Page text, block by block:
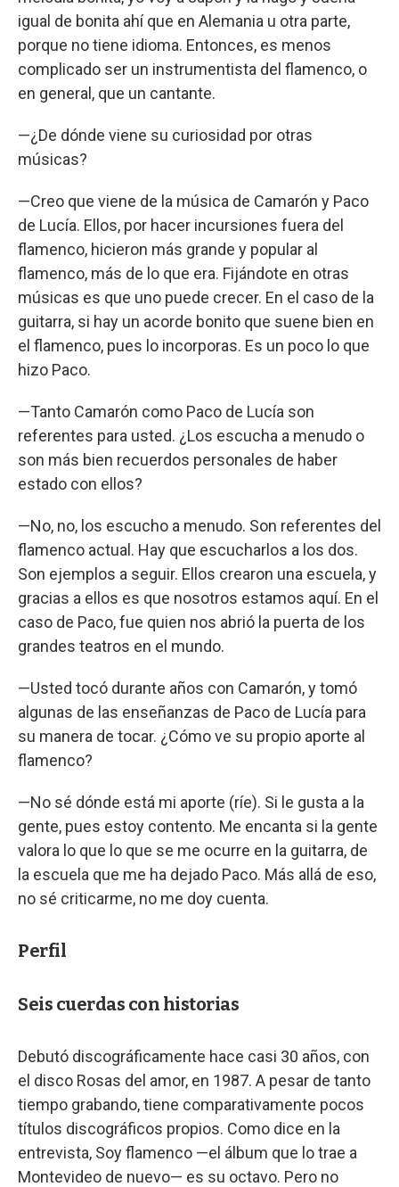
igual de bonita ahí que en Alemania u otra parte,
porque no tiene idioma. Entonces, es menos
complicado ser un instrumentista del flamenco, o
en general, que un cantante.
—¿De dónde viene su curiosidad por otras
músicas?
—Creo que viene de la música de Camarón y Paco
de Lucía. Ellos, por hacer incursiones fuera del
flamenco, hicieron más grande y popular al
flamenco, más de lo que era. Fijándote en otras
músicas es que uno puede crecer. En el caso de la
guitarra, si hay un acorde bonito que suene bien en
el flamenco, pues lo incorporas. Es un poco lo que
hizo Paco.
—Tanto Camarón como Paco de Lucía son
referentes para usted. ¿Los escucha a menudo o
son más bien recuerdos personales de haber
estado con ellos?
—No, no, los escucho a menudo. Son referentes del
flamenco actual. Hay que escucharlos a los dos.
Son ejemplos a seguir. Ellos crearon una escuela, y
gracias a ellos es que nosotros estamos aquí. En el
caso de Paco, fue quien nos abrió la puerta de los
grandes teatros en el mundo.
—Usted tocó durante años con Camarón, y tomó
algunas de las enseñanzas de Paco de Lucía para
su manera de tocar. ¿Cómo ve su propio aporte al
flamenco?
—No sé dónde está mi aporte (ríe). Si le gusta a la
gente, pues estoy contento. Me encanta si la gente
valora lo que lo que se me ocurre en la guitarra, de
la escuela que me ha dejado Paco. Más allá de eso,
no sé criticarme, no me doy cuenta.
Perfil
Seis cuerdas con historias
Debutó discográficamente hace casi 30 años, con
el disco Rosas del amor, en 1987. A pesar de tanto
tiempo grabando, tiene comparativamente pocos
títulos discográficos propios. Como dice en la
entrevista, Soy flamenco —el álbum que lo trae a
Montevideo de nuevo— es su octavo. Pero no